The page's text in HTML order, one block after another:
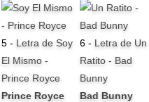
5 - Letra de Soy
El Mismo -
Prince Royce
Prince Royce
6 - Letra de Un
Ratito - Bad
Bunny
Bad Bunny